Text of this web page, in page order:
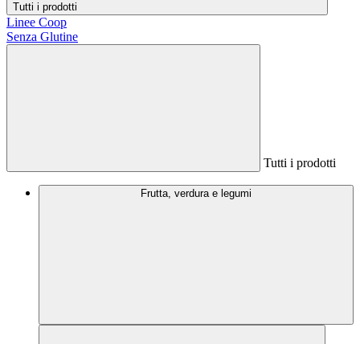
Tutti i prodotti
Linee Coop
Senza Glutine
Tutti i prodotti
Frutta, verdura e legumi